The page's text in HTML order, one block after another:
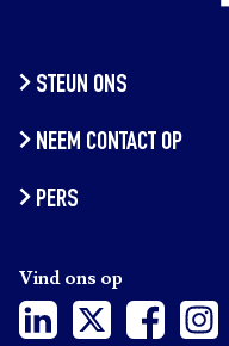
STEUN ONS
NEEM CONTACT OP
PERS
Vind ons op